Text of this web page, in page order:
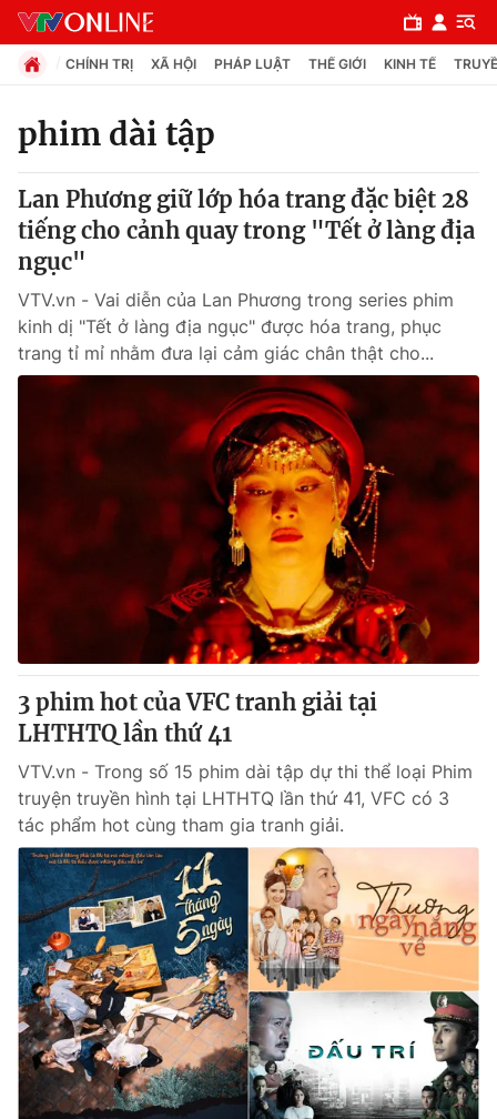
Chuyên mục
Chính trị
Pháp luật
Thế giới
Câu chuyện quốc tế
Kinh tế
Góc doanh nghiệp
Dữ liệu và đời sống
Truyền hình
Phim VTV
Hậu trường
Nhân vật
Khán giả
Giải sao mai
Giải trí
Điện ảnh
Âm nhạc
Sao
Đời sống
Du lịch
Làm đẹp
Chất lượng cuộc sống
Giáo dục
Tuyển sinh
Học trực tuyến
Công nghệ
Hitech Công nghệ tương lai
Sản phẩm
Thị trường
Tư vấn
Giao lưu trực tuyến
Lịch phát sóng
CHÍNH TRỊ XÃ HỘI PHÁP LUẬT THẾ GIỚI KINH TẾ
phim dài tập
Lan Phương giữ lớp hóa trang đặc biệt 28
tiếng cho cảnh quay trong "Tết ở làng địa
ngục"
VTV.vn - Vai diễn của Lan Phương trong series phim
kinh dị "Tết ở làng địa ngục" được hóa trang, phục
trang tỉ mỉ nhằm đưa lại cảm giác chân thật cho...
3 phim hot của VFC tranh giải tại
LHTHTQ lần thứ 41
VTV.vn - Trong số 15 phim dài tập dự thi thể loại Phim
truyện truyền hình tại LHTHTQ lần thứ 41, VFC có 3
tác phẩm hot cùng tham gia tranh giải.